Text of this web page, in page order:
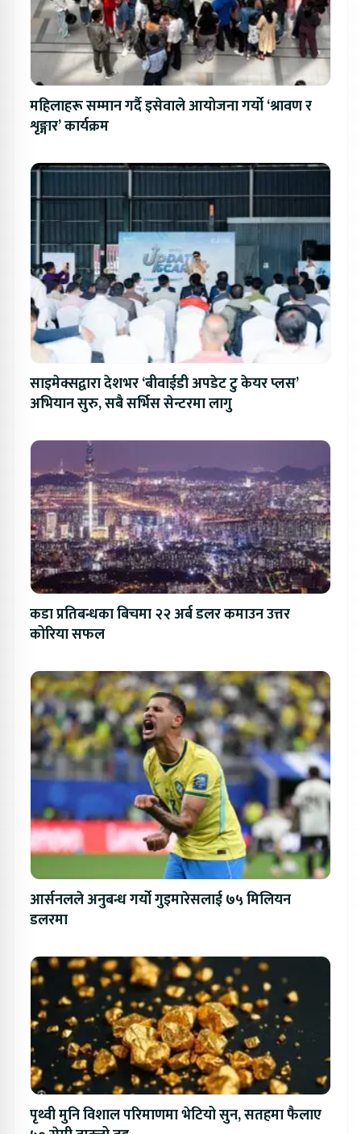
महिलाहरू सम्मान गर्दै इसेवाले आयोजना गर्यो ‘श्रावण र
शृङ्गार’ कार्यक्रम
साइमेक्सद्वारा देशभर ‘बीवाईडी अपडेट टु केयर प्लस’
अभियान सुरु, सबै सर्भिस सेन्टरमा लागु
कडा प्रतिबन्धका बिचमा २२ अर्ब डलर कमाउन उत्तर
कोरिया सफल
आर्सनलले अनुबन्ध गर्यो गुइमारेसलाई ७५ मिलियन
डलरमा
पृथ्वी मुनि विशाल परिमाणमा भेटियो सुन, सतहमा फैलाए